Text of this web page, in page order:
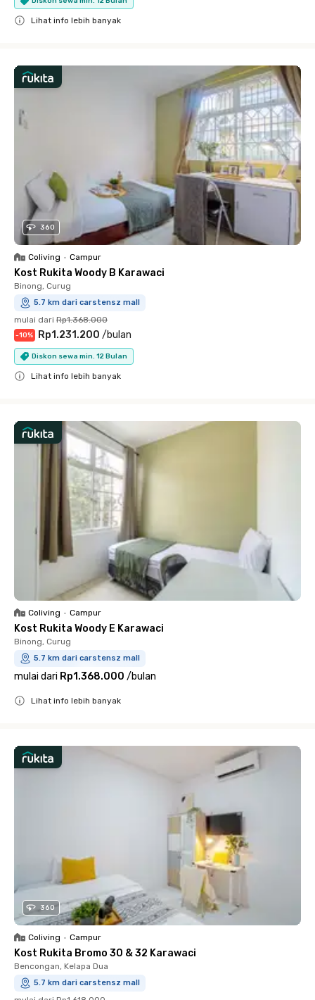
Lihat info lebih banyak
360
Coliving • Campur
Kost Rukita Woody B Karawaci
Binong, Curug
5.7 km dari carstensz mall
mulai dari Rp1.368.000
-10% Rp1.231.200 /bulan
Diskon sewa min. 12 Bulan
Lihat info lebih banyak
Coliving • Campur
Kost Rukita Woody E Karawaci
Binong, Curug
5.7 km dari carstensz mall
mulai dari Rp1.368.000 /bulan
Lihat info lebih banyak
360
Coliving • Campur
Kost Rukita Bromo 30 & 32 Karawaci
Bencongan, Kelapa Dua
5.7 km dari carstensz mall